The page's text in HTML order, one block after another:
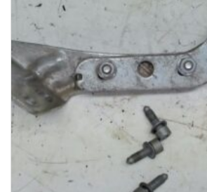
1-3 Werktage